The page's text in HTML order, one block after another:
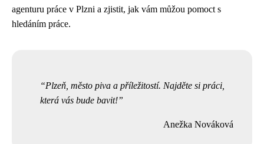
agenturu práce v Plzni a zjistit, jak vám můžou pomoct s
hledáním práce.
Plzeň, město piva a příležitostí. Najděte si práci,
která vás bude bavit!
Anežka Nováková